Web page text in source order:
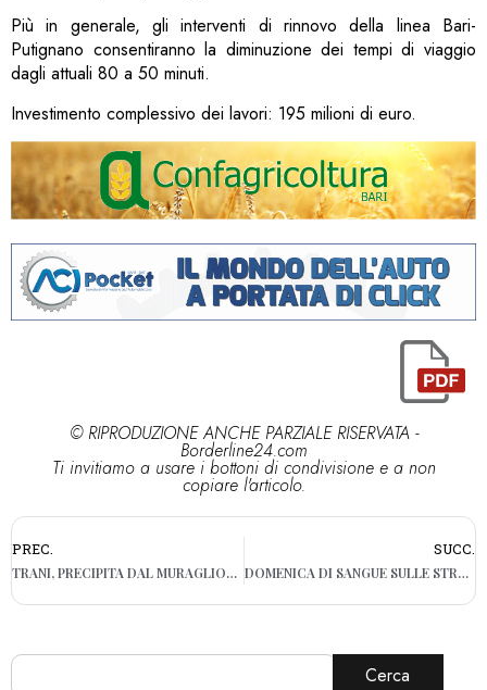
Più in generale, gli interventi di rinnovo della linea Bari-
Putignano consentiranno la diminuzione dei tempi di viaggio
dagli attuali 80 a 50 minuti.
Investimento complessivo dei lavori: 195 milioni di euro.
© RIPRODUZIONE ANCHE PARZIALE RISERVATA -
Borderline24.com
Ti invitiamo a usare i bottoni di condivisione e a non
copiare l'articolo.
PREC.
TRANI, PRECIPITA DAL MURAGLIONE: UN RAGAZZO IN GRAVI CONDIZIONI
SUCC.
DOMENICA DI SANGUE SULLE STRADE PUGLIESI: UN MORTO A GROTTAGLIE, TRE CICLISTI FERITI A PUTIGNANO
Cerca